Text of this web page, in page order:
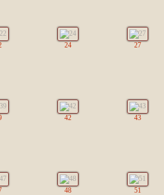
24 27
42 43
48 51